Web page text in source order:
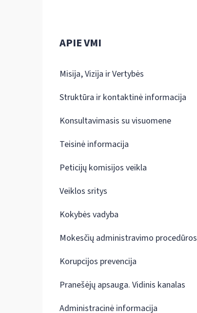
APIE VMI
Misija, Vizija ir Vertybės
Struktūra ir kontaktinė informacija
Konsultavimasis su visuomene
Teisinė informacija
Peticijų komisijos veikla
Veiklos sritys
Kokybės vadyba
Mokesčių administravimo procedūros
Korupcijos prevencija
Pranešėjų apsauga. Vidinis kanalas
Administracinė informacija